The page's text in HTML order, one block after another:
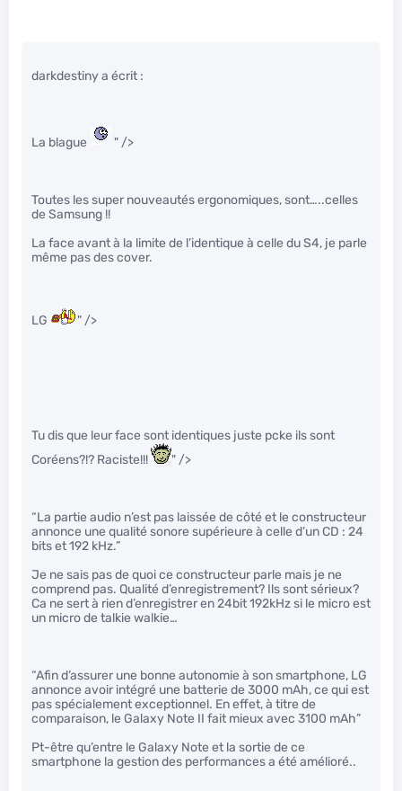
darkdestiny a écrit :
La blague " />
Toutes les super nouveautés ergonomiques, sont…..celles
de Samsung !!
La face avant à la limite de l’identique à celle du S4, je parle
même pas des cover.
LG " />
Tu dis que leur face sont identiques juste pcke ils sont
Coréens?!? Raciste!!!
" />
“La partie audio n’est pas laissée de côté et le constructeur
annonce une qualité sonore supérieure à celle d’un CD : 24
bits et 192 kHz.”
Je ne sais pas de quoi ce constructeur parle mais je ne
comprend pas. Qualité d’enregistrement? Ils sont sérieux?
Ca ne sert à rien d’enregistrer en 24bit 192kHz si le micro est
un micro de talkie walkie…
“Afin d’assurer une bonne autonomie à son smartphone, LG
annonce avoir intégré une batterie de 3000 mAh, ce qui est
pas spécialement exceptionnel. En effet, à titre de
comparaison, le Galaxy Note II fait mieux avec 3100 mAh”
Pt-être qu’entre le Galaxy Note et la sortie de ce
smartphone la gestion des performances a été amélioré..